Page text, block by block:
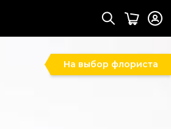
На выбор флориста